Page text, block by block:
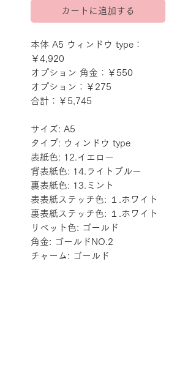
カートに追加する
本体 A5 ウィンドウ type：
￥4,920
オプション 角金：￥550
オプション：￥275
合計：￥5,745
サイズ: A5
タイプ: ウィンドウ type
表紙色: 12.イエロー
背表紙色: 14.ライトブルー
裏表紙色: 13.ミント
表表紙ステッチ色: １.ホワイト
裏表紙ステッチ色: １.ホワイト
リベット色: ゴールド
角金: ゴールドNO.2
チャーム: ゴールド